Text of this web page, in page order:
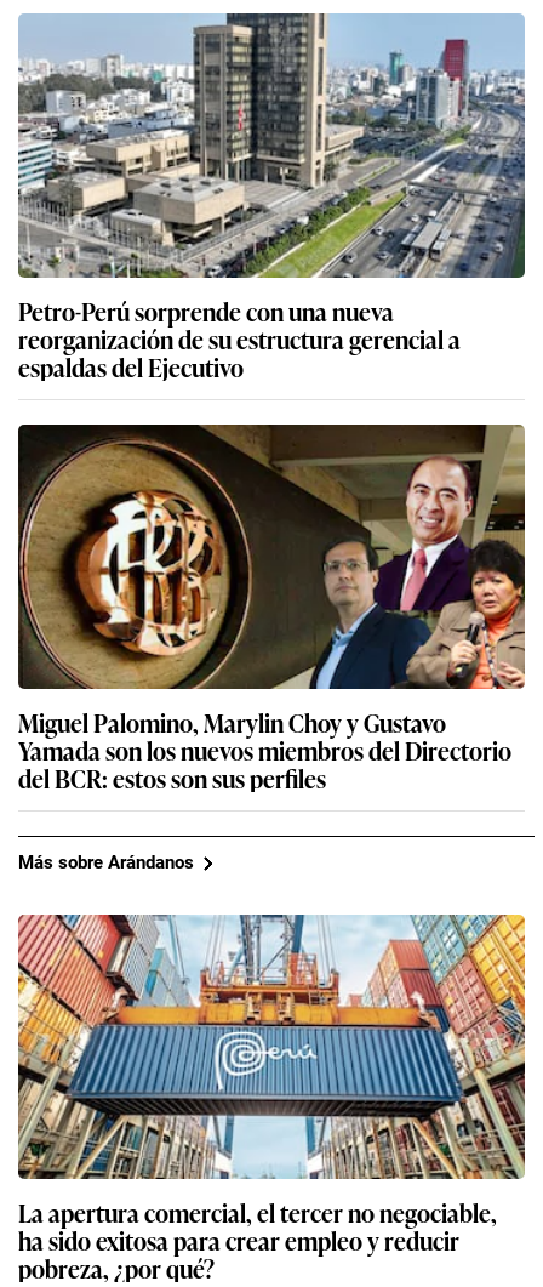
Petro-Perú sorprende con una nueva
reorganización de su estructura gerencial a
espaldas del Ejecutivo
Miguel Palomino, Marylin Choy y Gustavo
Yamada son los nuevos miembros del Directorio
del BCR: estos son sus perfiles
Más sobre Arándanos
La apertura comercial, el tercer no negociable,
ha sido exitosa para crear empleo y reducir
pobreza, ¿por qué?